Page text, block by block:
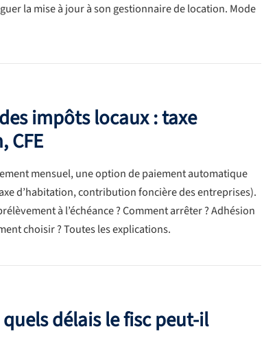
la mise à jour à son gestionnaire de location. Mode
impôts locaux : taxe
CFE
mensuel, une option de paiement automatique
d’habitation, contribution foncière des entreprises).
à l’échéance ? Comment arrêter ? Adhésion
choisir ? Toutes les explications.
délais le fisc peut-il